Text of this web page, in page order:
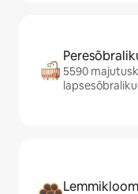
5590